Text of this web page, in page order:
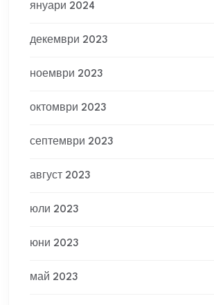
януари 2024
декември 2023
ноември 2023
октомври 2023
септември 2023
август 2023
юли 2023
юни 2023
май 2023